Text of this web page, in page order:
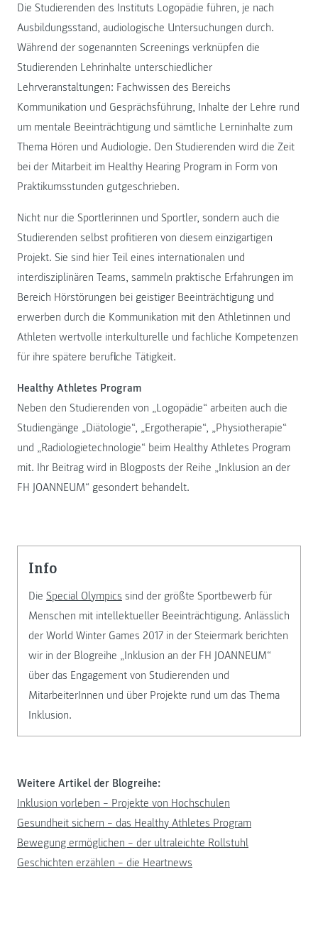
Die Studierenden des Instituts Logopädie führen, je nach
Ausbildungsstand, audiologische Untersuchungen durch.
Während der sogenannten Screenings verknüpfen die
Studierenden Lehrinhalte unterschiedlicher
Lehrveranstaltungen: Fachwissen des Bereichs
Kommunikation und Gesprächsführung, Inhalte der Lehre rund
um mentale Beeinträchtigung und sämtliche Lerninhalte zum
Thema Hören und Audiologie. Den Studierenden wird die Zeit
bei der Mitarbeit im Healthy Hearing Program in Form von
Praktikumsstunden gutgeschrieben.
Nicht nur die Sportlerinnen und Sportler, sondern auch die
Studierenden selbst profitieren von diesem einzigartigen
Projekt. Sie sind hier Teil eines internationalen und
interdisziplinären Teams, sammeln praktische Erfahrungen im
Bereich Hörstörungen bei geistiger Beeinträchtigung und
erwerben durch die Kommunikation mit den Athletinnen und
Athleten wertvolle interkulturelle und fachliche Kompetenzen
für ihre spätere berufliche Tätigkeit.
Healthy Athletes Program
Neben den Studierenden von „Logopädie“ arbeiten auch die
Studiengänge „Diätologie“, „Ergotherapie“, „Physiotherapie“
und „Radiologietechnologie“ beim Healthy Athletes Program
mit. Ihr Beitrag wird in Blogposts der Reihe „Inklusion an der
FH JOANNEUM“ gesondert behandelt.
info
Die Special Olympics sind der größte Sportbewerb für
Menschen mit intellektueller Beeinträchtigung. Anlässlich
der World Winter Games 2017 in der Steiermark berichten
wir in der Blogreihe „Inklusion an der FH JOANNEUM“
über das Engagement von Studierenden und
MitarbeiterInnen und über Projekte rund um das Thema
Inklusion.
Weitere Artikel der Blogreihe:
Inklusion vorleben – Projekte von Hochschulen
Gesundheit sichern – das Healthy Athletes Program
Bewegung ermöglichen – der ultraleichte Rollstuhl
Geschichten erzählen – die Heartnews